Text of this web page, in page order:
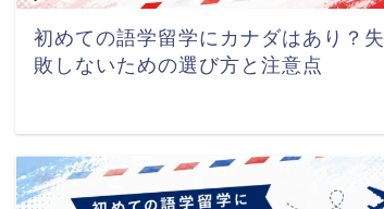
初めての語学留学にカナダはあり？失
敗しないための選び方と注意点